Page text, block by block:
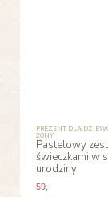
PREZENT DLA
ŻONY
Pastelowy
świeczkami w
urodziny
59,-